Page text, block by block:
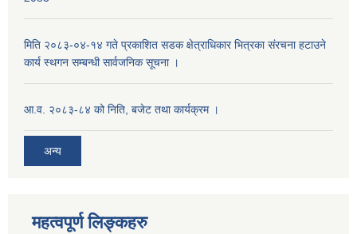
मिति २०८३-०४-१४ गते प्रकाशित सडक क्षेत्राधिकार भित्रका संरचना हटाउने
कार्य स्थगन सम्बन्धी सार्वजनिक सूचना ।
आ.व. २०८३-८४ को निति, बजेट तथा कार्यक्रम ।
अन्य
महत्वपूर्ण लिङ्कहरु